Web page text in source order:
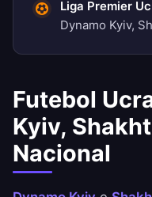
Liga Premier
Dynamo Kyiv,
Futebol
Kyiv,
Nacional